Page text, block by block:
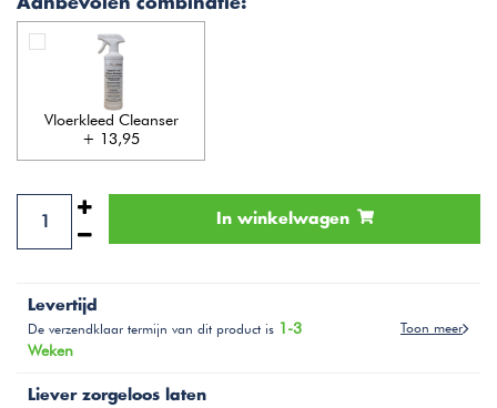
Vloerkleed Cleanser
+ 13,95
In winkelwagen
Levertijd
De verzendklaar termijn van dit product is 1-3
Weken
Toon meer
Liever zorgeloos laten